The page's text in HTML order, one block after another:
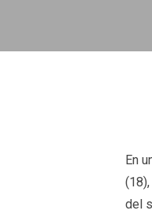
En
del